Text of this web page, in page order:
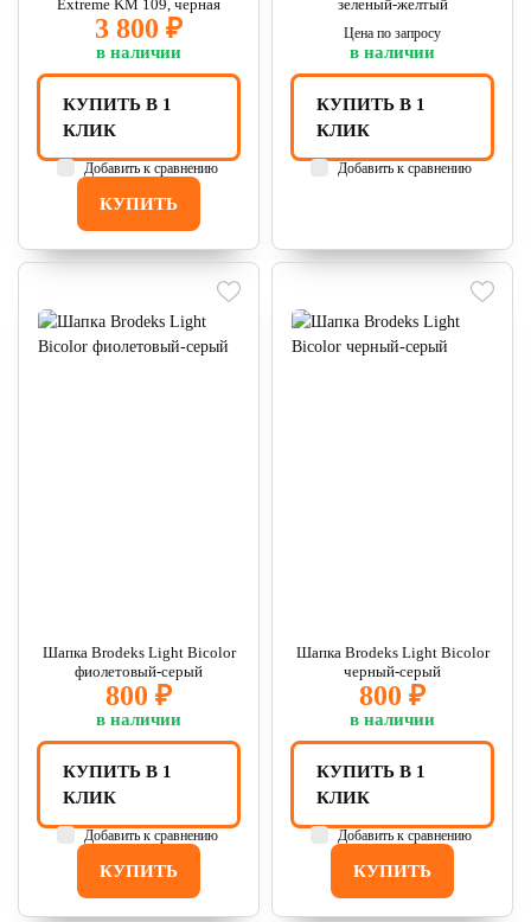
Extreme KM 109, черная
3 800 ₽
в наличии
КУПИТЬ
КУПИТЬ В 1
КЛИК
Добавить к сравнению
зеленый-желтый
Цена по запросу
в наличии
КУПИТЬ В 1
КЛИК
Добавить к сравнению
Шапка Brodeks Light Bicolor
фиолетовый-серый
800 ₽
в наличии
КУПИТЬ
КУПИТЬ В 1
КЛИК
Добавить к сравнению
Шапка Brodeks Light Bicolor
черный-серый
800 ₽
в наличии
КУПИТЬ
КУПИТЬ В 1
КЛИК
Добавить к сравнению